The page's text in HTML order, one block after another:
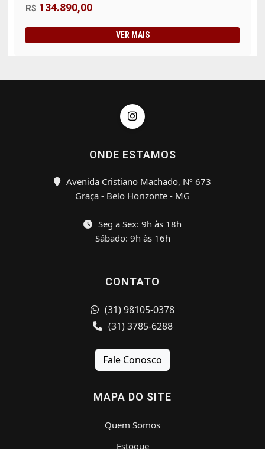
R$ 134.890,00
VER MAIS
ONDE ESTAMOS
Avenida Cristiano Machado, Nº 673
Graça - Belo Horizonte - MG
Seg a Sex: 9h às 18h
Sábado: 9h às 16h
CONTATO
(31) 98105-0378
(31) 3785-6288
Fale Conosco
MAPA DO SITE
Quem Somos
Estoque